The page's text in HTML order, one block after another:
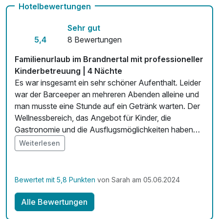
Mit Hotelbar
Hotelbewertungen
5,4
Sehr gut
8 Bewertungen
Familienurlaub im Brandnertal mit professioneller
Kinderbetreuung | 4 Nächte
Es war insgesamt ein sehr schöner Aufenthalt. Leider
war der Barceeper an mehreren Abenden alleine und
man musste eine Stunde auf ein Getränk warten. Der
Wellnessbereich, das Angebot für Kinder, die
Gastronomie und die Ausflugsmöglichkeiten haben
uns vollkommen überzeugt wiederzukommen. Die
Landschaft und die Lage des Hotels ist wirklich
Weiterlesen
Bewertet mit 5,8 Punkten von Sarah am 05.06.2024
Alle Bewertungen